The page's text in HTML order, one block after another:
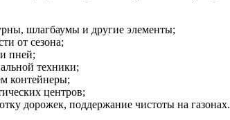
шлагбаумы и другие элементы;
от сезона;
пней;
техники;
контейнеры;
центров;
дорожек, поддержание чистоты на газонах.